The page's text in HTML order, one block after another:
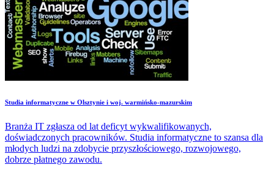
Studia informatyczne w Olsztynie i woj. warmińsko-mazurskim
Branża IT zgłasza od lat deficyt wykwalifikowanych,
doświadczonych pracowników. Studia informatyczne to szansa dla
młodych ludzi na zdobycie przyszłościowego, rozwojowego,
dobrze płatnego zawodu.